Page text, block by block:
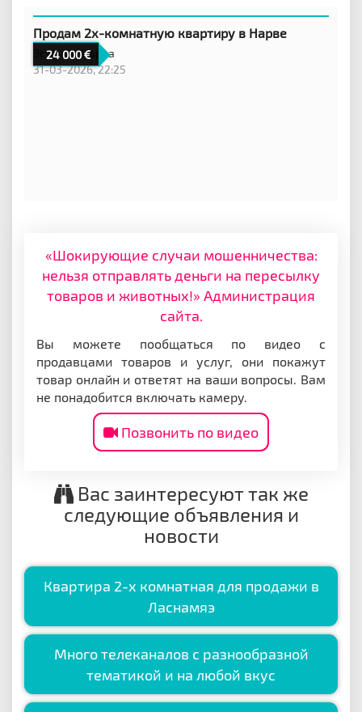
24 000
Продам 2х-комнатную квартиру в Нарве
Эстония,Нарва
31-03-2026, 22:25
«Шокирующие случаи мошенничества:
нельзя отправлять деньги на пересылку
товаров и животных!» Администрация
сайта.
Вы можете пообщаться по видео с
продавцами товаров и услуг, они покажут
товар онлайн и ответят на ваши вопросы. Вам
не понадобится включать камеру.
Позвонить по видео
Вас заинтересуют так же
следующие объявления и
новости
Квартира 2-х комнатная для продажи в
Ласнамяэ
Много телеканалов с разнообразной
тематикой и на любой вкус